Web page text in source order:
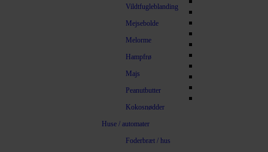
Vildtfugleblanding
Mejsebolde
Melorme
Hampfrø
Majs
Peanutbutter
Kokosnødder
Huse / automater
Foderbræt / hus